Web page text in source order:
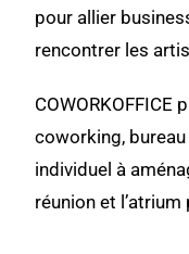
pour allier
rencontrer les
coworking,
individuel à
réunion et